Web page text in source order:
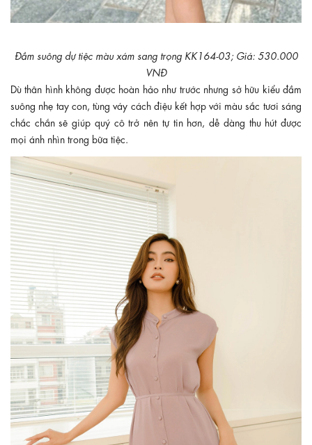
Đầm suông dự tiệc màu xám sang trọng KK164-03; Giá: 530.000
VNĐ
Dù thân hình không được hoàn hảo như trước nhưng sở hữu kiểu đầm
suông nhẹ tay con, tùng váy cách điệu kết hợp với màu sắc tươi sáng
chắc chắn sẽ giúp quý cô trở nên tự tin hơn, dễ dàng thu hút được
mọi ánh nhìn trong bữa tiệc.